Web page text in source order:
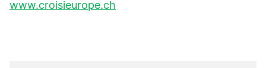
www.croisieurope.ch